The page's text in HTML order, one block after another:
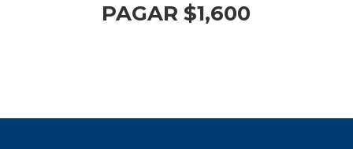
PAGAR $1,600